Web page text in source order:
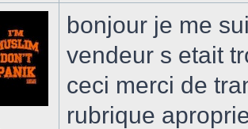
bonjour je me
vendeur s etait
ceci merci de
rubrique